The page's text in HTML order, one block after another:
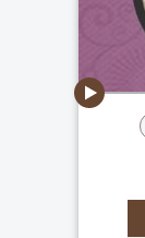
Buscar...